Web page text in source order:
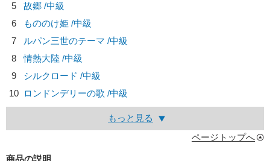
5
故郷 /中級
6
もののけ姫 /中級
7
ルパン三世のテーマ /中級
8
情熱大陸 /中級
9
シルクロード /中級
10 ロンドンデリーの歌 /中級
もっと見る
ページトップへ
商品の説明